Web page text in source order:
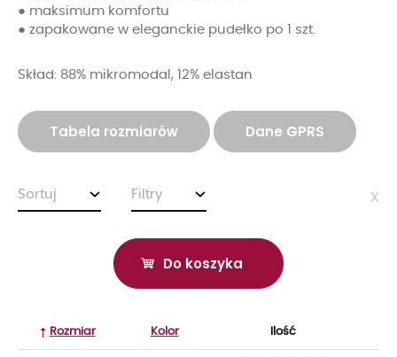
● maksimum komfortu
● zapakowane w eleganckie pudełko po 1 szt.
Skład: 88% mikromodal, 12% elastan
Tabela rozmiarów Dane GPRS
Sortuj Filtry x
Do koszyka
Rozmiar Kolor Ilość